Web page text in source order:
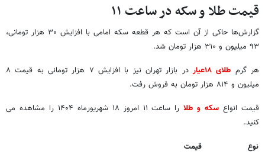
قیمت طلا و سکه در ساعت ۱۱
گزارش‌ها حاکی از آن است که هر قطعه سکه امامی با افزایش ۳۰ هزار تومانی،
۹۳ میلیون و ۳۱۰ هزار تومان شد.
هر گرم طلای ۱۸عیار
در بازار تهران نیز با افزایش ۷ هزار تومانی به قیمت ۸
میلیون و ۸۱۴ هزار تومان به فروش رفت.
قیمت انواع سکه و طلا
را ساعت ۱۱ امروز ۱۸ شهریورماه ۱۴۰۴ را مشاهده می
کنید.
نوع قیمت